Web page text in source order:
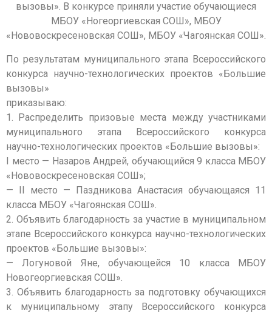
вызовы». В конкурсе приняли участие обучающиеся
МБОУ «Ногеоргиевская СОШ», МБОУ
«Нововоскресеновская СОШ», МБОУ «Чагоянская СОШ».
По результатам муниципального этапа Всероссийского
конкурса научно-технологических проектов «Большие
вызовы»
приказываю:
1. Распределить призовые места между участниками
муниципального этапа Всероссийского конкурса
научно-технологических проектов «Большие вызовы»:
I место — Назаров Андрей, обучающийся 9 класса МБОУ
«Нововоскресеновская СОШ»;
— II место — Паздникова Анастасия обучающаяся 11
класса МБОУ «Чагоянская СОШ».
2. Объявить благодарность за участие в муниципальном
этапе Всероссийского конкурса научно-технологических
проектов «Большие вызовы»:
— Логуновой Яне, обучающейся 10 класса МБОУ
Новогеоргиевская СОШ».
3. Объявить благодарность за подготовку обучающихся
к муниципальному этапу Всероссийского конкурса